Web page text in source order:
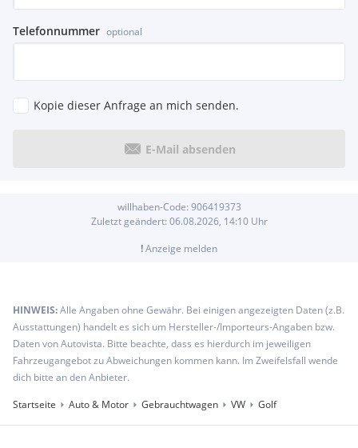
Telefonnummer optional
Kopie dieser Anfrage an mich senden.
E-Mail absenden
willhaben-Code: 906419373
Zuletzt geändert: 06.08.2026, 14:10Uhr
!Anzeige melden
HINWEIS:Alle Angaben ohne Gewähr. Bei einigen angezeigten Daten (z.B.
Ausstattungen) handelt es sich um Hersteller-/Importeurs-Angaben bzw.
Daten von Autovista. Bitte beachte, dass es hierdurch im jeweiligen
Fahrzeugangebot zu Abweichungen kommen kann. Im Zweifelsfall wende
dich bitte an den Anbieter.
Startseite
Auto & Motor Gebrauchtwagen VW Golf